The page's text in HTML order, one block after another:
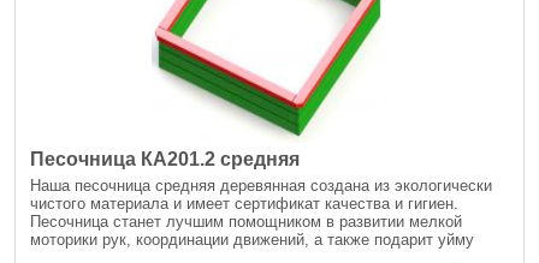
Песочница КА201.2 средняя
Наша песочница средняя деревянная создана из экологически
чистого материала и имеет сертификат качества и гигиен.
Песочница станет лучшим помощником в развитии мелкой
моторики рук, координации движений, а также подарит уйму